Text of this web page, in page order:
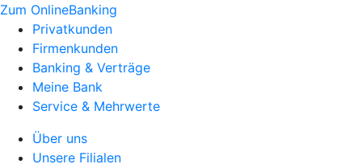
Zum OnlineBanking
Privatkunden
Firmenkunden
Banking & Verträge
Meine Bank
Service & Mehrwerte
Über uns
Unsere Filialen